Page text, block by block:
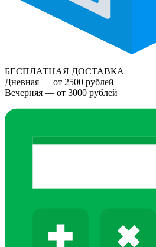
БЕСПЛАТНАЯ ДОСТАВКА
Дневная — от 2500 рублей
Вечерняя — от 3000 рублей